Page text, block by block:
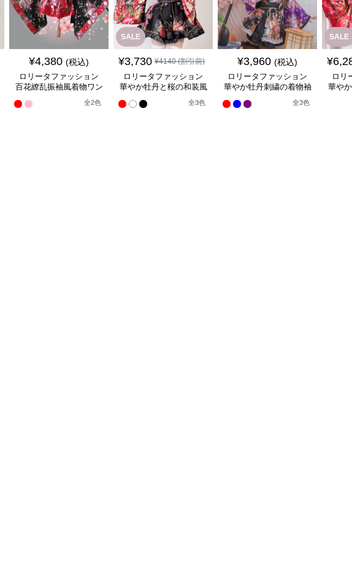
¥4,380 (税込)
ロリータファッション
百花繚乱振袖風着物ワン
全2色
SALE
¥3,730 ¥4140(割引前)
ロリータファッション
華やか牡丹と桜の和装風
着物ワンピース
全3色
¥3,960 (税込)
ロリータファッション
華やか牡丹刺繍の着物袖
姫様ワンピース
全3色
SALE
¥
ロリ
華や